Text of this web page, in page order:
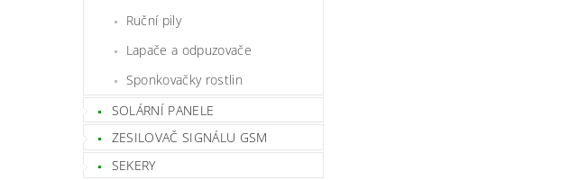
Ruční pily
Lapače a odpuzovače
Sponkovačky rostlin
SOLÁRNÍ PANELE
ZESILOVAČ SIGNÁLU GSM
SEKERY